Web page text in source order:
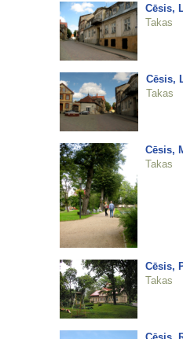
Cēsis,
Takas
Cēsis,
Takas
Cēsis,
Takas
Cēsis,
Takas